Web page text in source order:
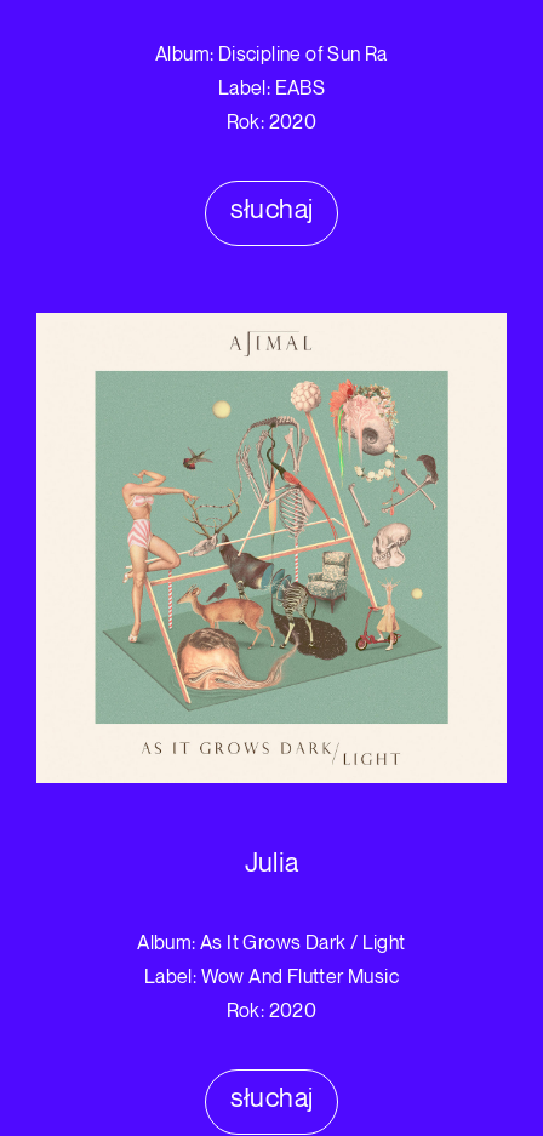
Album: Discipline of Sun Ra
Label: EABS
Rok: 2020
słuchaj
Julia
Album: As It Grows Dark / Light
Label: Wow And Flutter Music
Rok: 2020
słuchaj